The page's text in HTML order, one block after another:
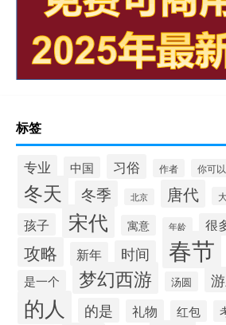
标签
专业 中国 习俗 作者 你可以
冬天 冬季 北京 唐代
孩子 宋代 寓意 年龄 很
攻略 新年 时间 春节
是一个 梦幻西游 汤圆
的人 的是 礼物 红包